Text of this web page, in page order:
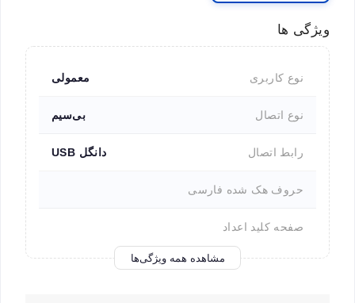
ویژگی ها
نوع کاربری معمولی
نوع اتصال بی‌سیم
رابط اتصال دانگل USB
حروف هک شده فارسی
صفحه کلید اعداد
مشاهده همه ویژگی‌ها